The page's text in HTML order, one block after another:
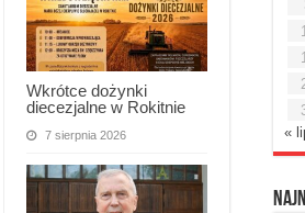
Wkrótce dożynki
diecezjalne w Rokitnie
7 sierpnia 2026
«